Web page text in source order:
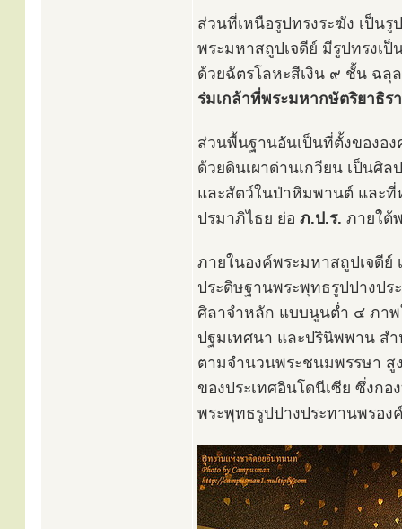
ส่วนที่เหนือรูปทรงระฆัง เป็น
พระมหาสถูปเจดีย์ มีรูปทรงเ
ด้วยฉัตรโลหะสีเงิน ๙ ชั้น ฉลุ
ร่มเกล้าที่พระมหากษัตริยาธิ
ส่วนพื้นฐานอันเป็นที่ตั้งของอ
ด้วยดินเผาด่านเกวียน เป็น
และสัตว์ในป่าหิมพานต์ และ
ปรมาภิไธย ย่อ ภ.ป.ร. ภายใต้
ภายในองค์พระมหาสถูปเจดีย์
ประดิษฐานพระพุทธรูปปางป
ศิลาจำหลัก แบบนูนต่ำ ๔ ภา
ปฐมเทศนา และปรินิพพาน ส
ตามจำนวนพระชนมพรรษา
ของประเทศอินโดนีเซีย ซึ่งก
พระพุทธรูปปางประทานพรอง